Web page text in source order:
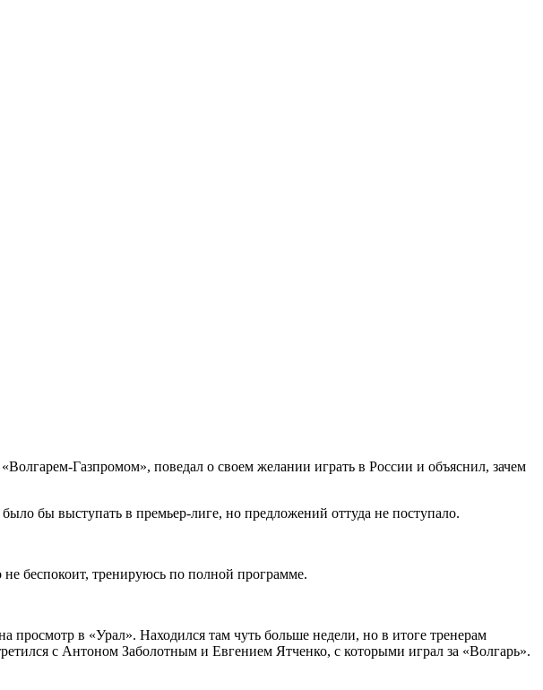
Газпромом», поведал о своем желании играть в России и объяснил, зачем
бы выступать в премьер-лиге, но предложений оттуда не поступало.
беспокоит, тренируюсь по полной программе.
в «Урал». Находился там чуть больше недели, но в итоге тренерам
с Антоном Заболотным и Евгением Ятченко, с которыми играл за «Волгарь».